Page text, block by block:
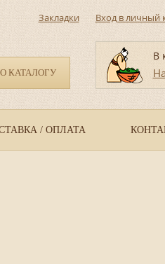
КАТАЛОГУ
Закладки Вход в личный
В
/ ОПЛАТА